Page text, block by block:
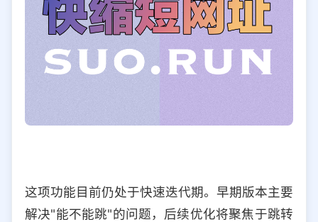
这项功能目前仍处于快速迭代期。早期版本主要
解决"能不能跳"的问题，后续优化将聚焦于跳转